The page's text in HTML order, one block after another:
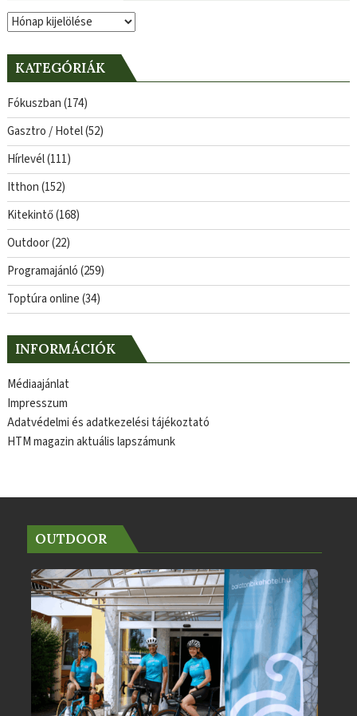
Archívum
KATEGÓRIÁK
Fókuszban(174)
Gasztro / Hotel(52)
Hírlevél(111)
Itthon(152)
Kitekintő(168)
Outdoor(22)
Programajánló(259)
Toptúra online(34)
INFORMÁCIÓK
Médiaajánlat
Impresszum
Adatvédelmi és adatkezelési tájékoztató
HTM magazin aktuális lapszámunk
OUTDOOR